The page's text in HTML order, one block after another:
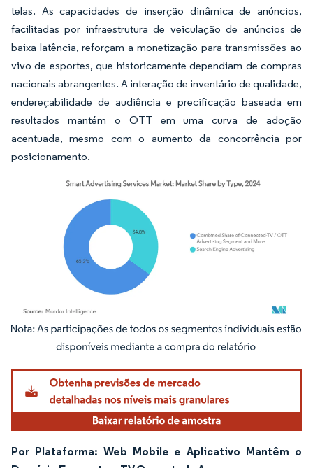
telas. As capacidades de inserção dinâmica de anúncios,
facilitadas por infraestrutura de veiculação de anúncios de
baixa latência, reforçam a monetização para transmissões ao
vivo de esportes, que historicamente dependiam de compras
nacionais abrangentes. A interação de inventário de qualidade,
endereçabilidade de audiência e precificação baseada em
resultados mantém o OTT em uma curva de adoção
acentuada, mesmo com o aumento da concorrência por
posicionamento.
Imagem © Mordor Intelligence. O reuso requer atribuição conforme CC BY 4.0.
Por Plataforma: Web Mobile e Aplicativo Mantêm o